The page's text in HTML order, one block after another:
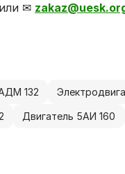
или ✉
132
Двигатель 5АИ 160